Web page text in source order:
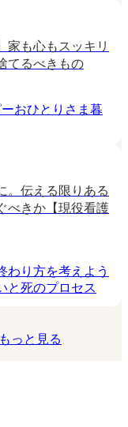
家も心もスッキリ
てるべきもの
おひとりさま暮
。伝える限りある
べきか【現役看護
わり方を考えよう
と死のプロセス
っと見る